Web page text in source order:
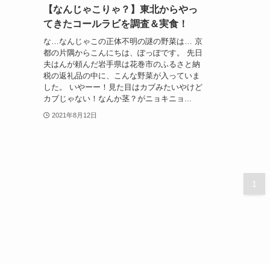
【なんじゃこりゃ？】東北からやっ
てきたコールラビを調査＆実食！
な…なんじゃこの正体不明の謎の野菜は… 京
都の片隅からこんにちは、ぽっぽです。 先日
夫はんが頼んだ岩手県は花巻市のふるさと納
税の返礼品の中に、こんな野菜が入っていま
した。 いやーー！見た目はカブみたいやけど
カブじゃない！なんか茎？がニョキニョ...
2021年8月12日
1